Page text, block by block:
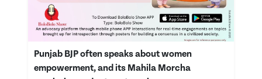
Punjab BJP often speaks about women
empowerment, and its Mahila Morcha